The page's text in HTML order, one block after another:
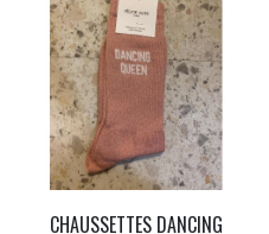
CHAUSSETTES DANCING